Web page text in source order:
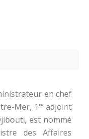
en chef
Mer, 1°’ adjoint
est nommé
des Affaires